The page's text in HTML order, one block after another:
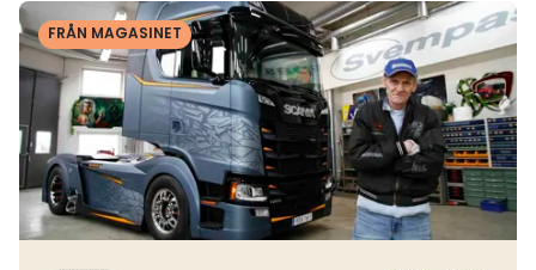
FRÅN MAGASINET
Läs mer